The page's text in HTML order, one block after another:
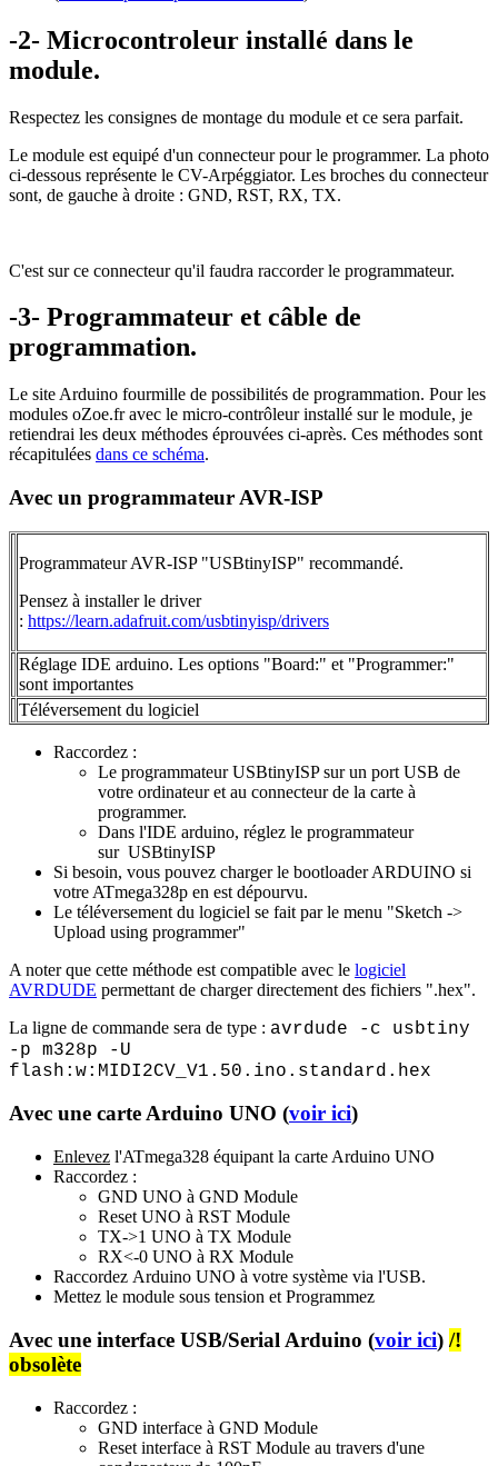
-2- Microcontroleur installé dans le
module.
Respectez les consignes de montage du module et ce sera parfait.
Le module est equipé d'un connecteur pour le programmer. La photo
ci-dessous représente le CV-Arpéggiator. Les broches du connecteur
sont, de gauche à droite : GND, RST, RX, TX.
C'est sur ce connecteur qu'il faudra raccorder le programmateur.
-3- Programmateur et câble de
programmation.
Le site Arduino fourmille de possibilités de programmation. Pour les
modules oZoe.fr avec le micro-contrôleur installé sur le module, je
retiendrai les deux méthodes éprouvées ci-après. Ces méthodes sont
récapitulées dans ce schéma.
Avec un programmateur AVR-ISP
Programmateur AVR-ISP "USBtinyISP" recommandé.
Pensez à installer le driver
: https://learn.adafruit.com/usbtinyisp/drivers
Réglage IDE arduino. Les options "Board:" et "Programmer:"
sont importantes
Téléversement du logiciel
Raccordez :
Le programmateur USBtinyISP sur un port USB de
votre ordinateur et au connecteur de la carte à
programmer.
Dans l'IDE arduino, réglez le programmateur
sur USBtinyISP
Si besoin, vous pouvez charger le bootloader ARDUINO si
votre ATmega328p en est dépourvu.
Le téléversement du logiciel se fait par le menu "Sketch ->
Upload using programmer"
A noter que cette méthode est compatible avec le logiciel
AVRDUDE permettant de charger directement des fichiers ".hex".
La ligne de commande sera de type : avrdude -c usbtiny
-p m328p -U
flash:w:MIDI2CV_V1.50.ino.standard.hex
Avec une carte Arduino UNO (voir ici)
Enlevez l'ATmega328 équipant la carte Arduino UNO
Raccordez :
GND UNO à GND Module
Reset UNO à RST Module
TX->1 UNO à TX Module
RX<-0 UNO à RX Module
Raccordez Arduino UNO à votre système via l'USB.
Mettez le module sous tension et Programmez
Avec une interface USB/Serial Arduino (voir ici) /!
obsolète
Raccordez :
GND interface à GND Module
Reset interface à RST Module au travers d'une